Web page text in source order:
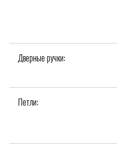
Дверные ручки:
Петли: